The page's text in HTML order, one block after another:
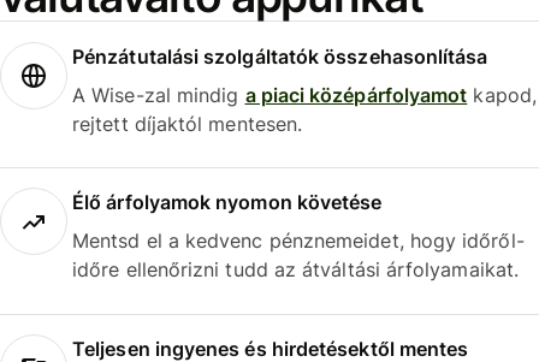
Pénzátutalási szolgáltatók összehasonlítása
A Wise-zal mindig a piaci középárfolyamot kapod,
rejtett díjaktól mentesen.
Élő árfolyamok nyomon követése
Mentsd el a kedvenc pénznemeidet, hogy időről-
időre ellenőrizni tudd az átváltási árfolyamaikat.
Teljesen ingyenes és hirdetésektől mentes